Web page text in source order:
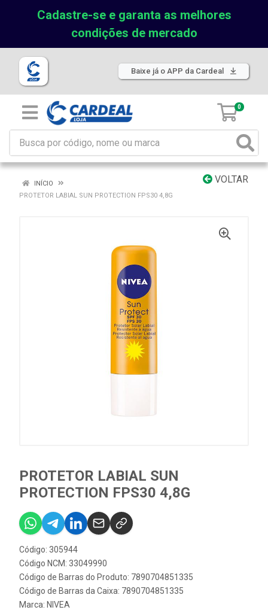
Cadastre-se e garanta as melhores
condições de mercado
Baixe já o APP da Cardeal
0
VOLTAR
INÍCIO
PROTETOR LABIAL SUN PROTECTION FPS30 4,8G
PROTETOR LABIAL SUN
PROTECTION FPS30 4,8G
Código: 305944
Código NCM: 33049990
Código de Barras do Produto: 7890704851335
Código de Barras da Caixa: 7890704851335
Marca: NIVEA